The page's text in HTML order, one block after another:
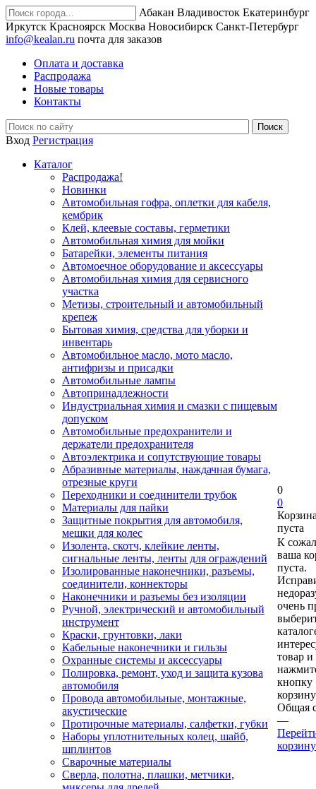
Абакан Владивосток Екатеринбург
Иркутск Красноярск Москва Новосибирск Санкт-Петербург
info@kealan.ru почта для заказов
Оплата и доставка
Распродажа
Новые товары
Контакты
Вход Регистрация
Каталог
Распродажа!
Новинки
Автомобильная гофра, оплетки для кабеля,
кембрик
Клей, клеевые составы, герметики
Автомобильная химия для мойки
Батарейки, элементы питания
Автомоечное оборудование и аксессуары
Автомобильная химия для сервисного
участка
Метизы, строительный и автомобильный
крепеж
Бытовая химия, средства для уборки и
инвентарь
Автомобильное масло, мото масло,
антифризы и присадки
Автомобильные лампы
Автопринадлежности
Индустриальная химия и смазки с пищевым
допуском
Автомобильные предохранители и
держатели предохранителя
Автоэлектрика и сопутствующие товары
Абразивные материалы, наждачная бумага,
отрезные круги
Переходники и соединители трубок
Материалы для пайки
Защитные покрытия для автомобиля,
мешки для колес
Изолента, скотч, клейкие ленты,
сигнальные ленты, ленты для ограждений
Изолированные наконечники, разъемы,
соединители, коннекторы
Наконечники и разъемы без изоляции
Ручной, электрический и автомобильный
инструмент
Краски, грунтовки, лаки
Кабельные наконечники и гильзы
Охранные системы и аксессуары
Полировка, ремонт, уход и защита кузова
автомобиля
Провода автомобильные, монтажные,
акустические
Протирочные материалы, салфетки, губки
Наборы уплотнительных колец, шайб,
шплинтов
Сварочные материалы
Сверла, полотна, плашки, метчики,
0
0
пуста
К
ваша
пуста.
очень
товар и
кнопку
Общая
—
корзину